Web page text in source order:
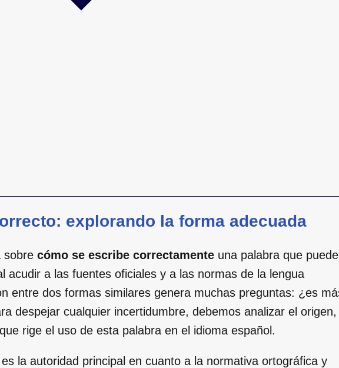
explorando la forma adecuada
sobre cómo se escribe correctamente una palabra que puede
acudir a las fuentes oficiales y a las normas de la lengua
entre dos formas similares genera muchas preguntas: ¿es
despejar cualquier incertidumbre, debemos analizar el origen,
rige el uso de esta palabra en el idioma español.
la autoridad principal en cuanto a la normativa ortográfica y